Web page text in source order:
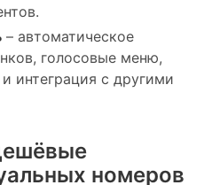
– автоматическое
голосовые меню,
интеграция с другими
номеров